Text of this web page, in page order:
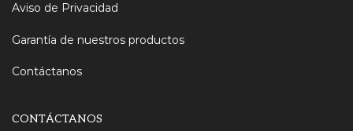
Aviso de Privacidad
Garantía de nuestros productos
Contáctanos
CONTÁCTANOS